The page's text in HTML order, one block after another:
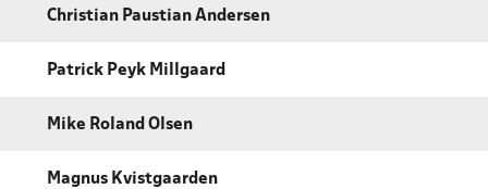
Christian Paustian Andersen
Patrick Peyk Millgaard
Mike Roland Olsen
Magnus Kvistgaarden